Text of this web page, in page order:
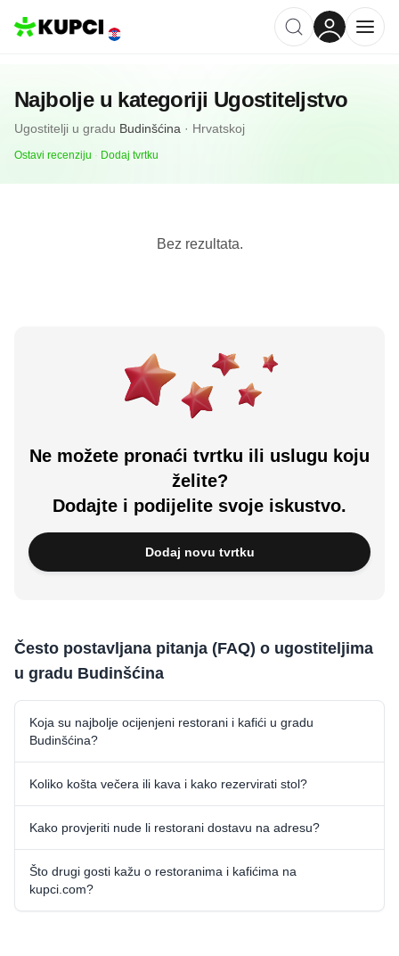
Najbolje u kategoriji Ugostiteljstvo
Ugostitelji u gradu Budinšćina · Hrvatskoj
Ostavi recenziju Dodaj tvrtku
Bez rezultata.
Ne možete pronaći tvrtku ili uslugu koju
želite?
Dodajte i podijelite svoje iskustvo.
Dodaj novu tvrtku
Često postavljana pitanja (FAQ) o ugostiteljima
u gradu Budinšćina
Koja su najbolje ocijenjeni restorani i kafići u gradu
Budinšćina?
Koliko košta večera ili kava i kako rezervirati stol?
Kako provjeriti nude li restorani dostavu na adresu?
Što drugi gosti kažu o restoranima i kafićima na
kupci.com?